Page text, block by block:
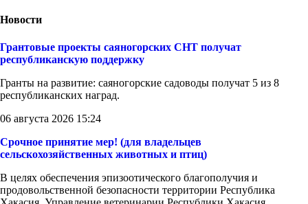
Новости
Грантовые проекты саяногорских СНТ получат
республиканскую поддержку
Гранты на развитие: саяногорские садоводы получат 5 из 8
республиканских наград.
06 августа 2026 15:24
Срочное принятие мер! (для владельцев
сельскохозяйственных животных и птиц)
В целях обеспечения эпизоотического благополучия и
продовольственной безопасности территории Республика